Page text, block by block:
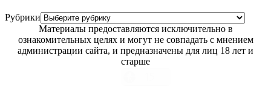
Рубрики
Материалы предоставляются исключительно в
ознакомительных целях и могут не совпадать с мнением
администрации сайта, и предназначены для лиц 18 лет и
старше